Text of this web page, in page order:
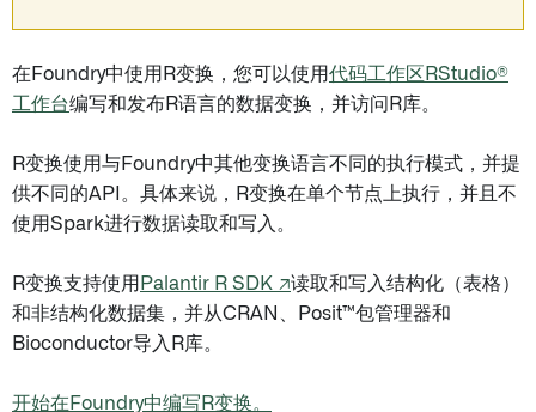
在Foundry中使用R变换，您可以使用代码工作区RStudio®
工作台编写和发布R语言的数据变换，并访问R库。
R变换使用与Foundry中其他变换语言不同的执行模式，并提
供不同的API。具体来说，R变换在单个节点上执行，并且不
使用Spark进行数据读取和写入。
R变换支持使用 Palantir R SDK ↗读取和写入结构化（表格）
和非结构化数据集，并从CRAN、Posit™包管理器和
Bioconductor导入R库。
开始在Foundry中编写R变换。